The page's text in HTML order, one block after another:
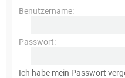
Benutzername:
Passwort:
Ich habe mein Passwort